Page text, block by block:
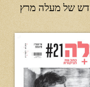
של מעלה מרץ